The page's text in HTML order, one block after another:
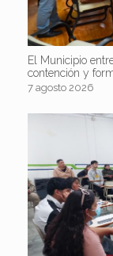
El Municipio
contención y
7 agosto 2026